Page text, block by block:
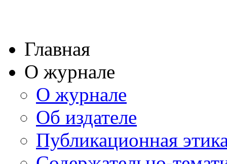
Главная
О журнале
О журнале
Об издателе
Публикационная